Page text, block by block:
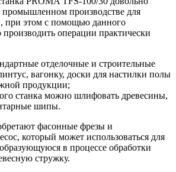
промышленном производстве для
при этом с помощью данного
операции практически
отделочные и строительные
вагонку, доски для настилки полы
продукции;
станка можно шлифовать древесины,
шипы.
фасонные фрезы и
который может использоваться для
в процессе обработки
стружку.